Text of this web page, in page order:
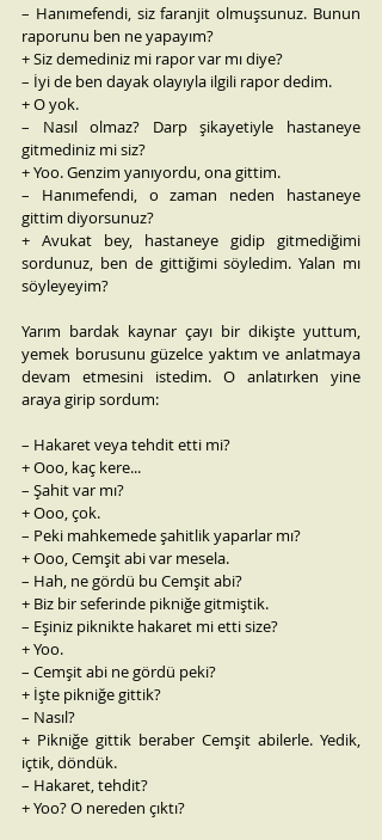
– Hanımefendi, siz faranjit olmuşsunuz. Bunun
raporunu ben ne yapayım?
+ Siz demediniz mi rapor var mı diye?
– İyi de ben dayak olayıyla ilgili rapor dedim.
+ O yok.
– Nasıl olmaz? Darp şikayetiyle hastaneye
gitmediniz mi siz?
+ Yoo. Genzim yanıyordu, ona gittim.
– Hanımefendi, o zaman neden hastaneye
gittim diyorsunuz?
+ Avukat bey, hastaneye gidip gitmediğimi
sordunuz, ben de gittiğimi söyledim. Yalan mı
söyleyeyim?
Yarım bardak kaynar çayı bir dikişte yuttum,
yemek borusunu güzelce yaktım ve anlatmaya
devam etmesini istedim. O anlatırken yine
araya girip sordum:
– Hakaret veya tehdit etti mi?
+ Ooo, kaç kere...
– Şahit var mı?
+ Ooo, çok.
– Peki mahkemede şahitlik yaparlar mı?
+ Ooo, Cemşit abi var mesela.
– Hah, ne gördü bu Cemşit abi?
+ Biz bir seferinde pikniğe gitmiştik.
– Eşiniz piknikte hakaret mi etti size?
+ Yoo.
– Cemşit abi ne gördü peki?
+ İşte pikniğe gittik?
– Nasıl?
+ Pikniğe gittik beraber Cemşit abilerle. Yedik,
içtik, döndük.
– Hakaret, tehdit?
+ Yoo? O nereden çıktı?